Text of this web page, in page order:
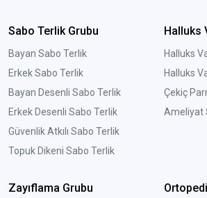
Sabo Terlik Grubu
Bayan Sabo Terlik
Erkek Sabo Terlik
Bayan Desenli Sabo Terlik
Erkek Desenli Sabo Terlik
Güvenlik Atkılı Sabo Terlik
Topuk Dikeni Sabo Terlik
Halluks
Halluks
Halluks
Çekiç
Ameliyat
Zayıflama Grubu